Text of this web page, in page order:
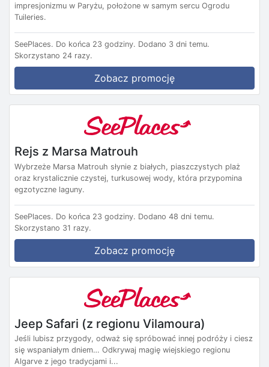
impresjonizmu w Paryżu, położone w samym sercu Ogrodu
Tuileries.
SeePlaces. Do końca 23 godziny. Dodano 3 dni temu.
Skorzystano 24 razy.
Zobacz promocję
Rejs z Marsa Matrouh
Wybrzeże Marsa Matrouh słynie z białych, piaszczystych plaż
oraz krystalicznie czystej, turkusowej wody, która przypomina
egzotyczne laguny.
SeePlaces. Do końca 23 godziny. Dodano 48 dni temu.
Skorzystano 31 razy.
Zobacz promocję
Jeep Safari (z regionu Vilamoura)
Jeśli lubisz przygody, odważ się spróbować innej podróży i ciesz
się wspaniałym dniem… Odkrywaj magię wiejskiego regionu
Algarve z jego tradycjami i...